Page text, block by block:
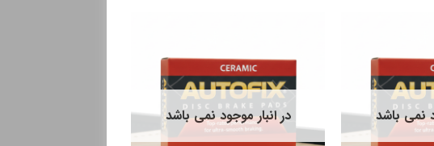
نمی باشد در انبار موجود نمی باشد